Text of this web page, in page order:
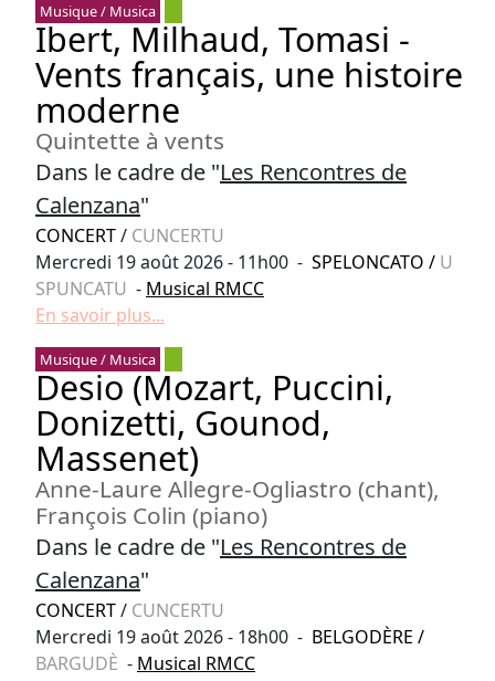
Musique / Musica
Ibert, Milhaud, Tomasi -
Vents français, une histoire
moderne
Quintette à vents
Dans le cadre de "Les Rencontres de
Calenzana"
CONCERT/ CUNCERTU
Mercredi 19 août 2026 - 11h00 - SPELONCATO / U
SPUNCATU - Musical RMCC
En savoir plus...
Musique / Musica
Desio (Mozart, Puccini,
Donizetti, Gounod,
Massenet)
Anne-Laure Allegre-Ogliastro (chant),
François Colin (piano)
Dans le cadre de "Les Rencontres de
Calenzana"
CONCERT/ CUNCERTU
Mercredi 19 août 2026 - 18h00 - BELGODÈRE /
BARGUDÈ - Musical RMCC